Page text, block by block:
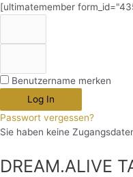
[ultimatemember
Benutzername merken
Log In
Passwort vergessen?
Sie haben keine
DREAM.ALIVE